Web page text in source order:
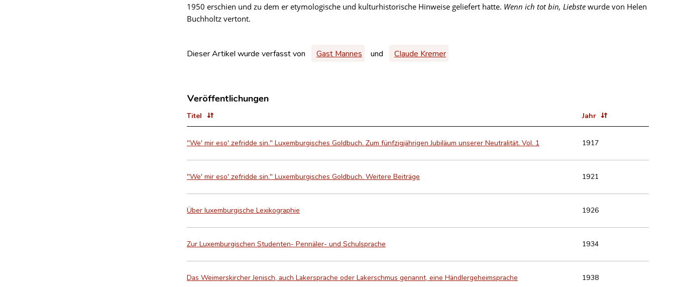
1950 erschien und zu dem er etymologische und kulturhistorische Hinweise geliefert hatte. Wenn ich tot bin, Liebste wurde von Helen
Buchholtz vertont.
Dieser Artikel wurde verfasst von Gast Mannes und Claude Kremer
Veröffentlichungen
Titel Jahr
"We' mir eso' zefridde sin." Luxemburgisches Goldbuch. Zum fünfzigjährigen Jubiläum unserer Neutralität. Vol. 1 1917
"We' mir eso' zefridde sin." Luxemburgisches Goldbuch. Weitere Beiträge 1921
Über luxemburgische Lexikographie 1926
Zur Luxemburgischen Studenten- Pennäler- und Schulsprache 1934
Das Weimerskircher Jenisch, auch Lakersprache oder Lakerschmus genannt, eine Händlergeheimsprache 1938